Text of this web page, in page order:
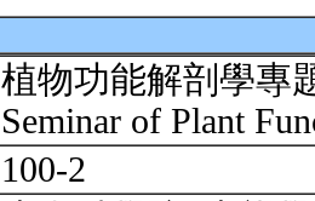
植物功能解剖學專
Seminar of Plant
100-2